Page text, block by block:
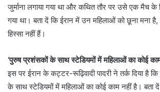
जुर्माना लगाया गया था और कथित तौर पर उसे एक मैच के
गया था। बता दें कि ईरान में उन महिलाओं को छूना मना है,
हिस्सा नहीं हैं।
‘पुरुष प्रशंसकों के साथ स्टेडियमों में महिलाओं का कोई
इस पर ईरान के कट्टर-रूढ़िवादी पादरी ने तर्क दिया है
के साथ स्टेडियमों में महिलाओं का कोई काम नहीं है। बता दें